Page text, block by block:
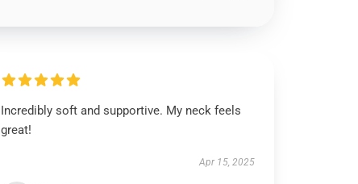
Incredibly soft and supportive. My neck feels
great!
Apr 15, 2025